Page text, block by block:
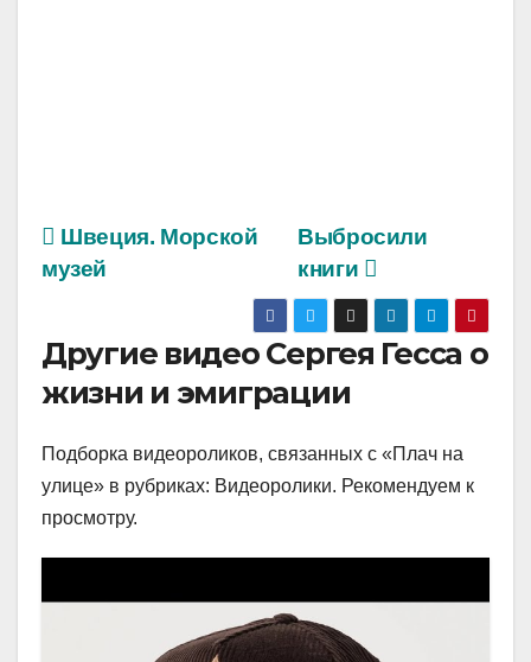
Выбросили
книги
Швеция. Морской
музей
Другие видео Сергея Гесса о
жизни и эмиграции
Подборка видеороликов, связанных с «Плач на
улице» в рубриках: Видеоролики. Рекомендуем к
просмотру.